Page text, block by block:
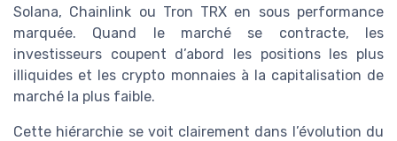
Solana, Chainlink ou Tron TRX en sous performance
marquée. Quand le marché se contracte, les
investisseurs coupent d’abord les positions les plus
illiquides et les crypto monnaies à la capitalisation de
marché la plus faible.
Cette hiérarchie se voit clairement dans l’évolution du